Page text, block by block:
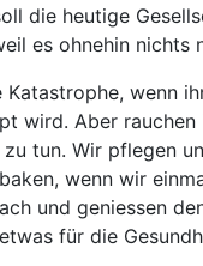
die heutige
es ohnehin nichts
Katastrophe, wenn
wird. Aber
tun. Wir pflegen
wenn wir
und geniessen
für die